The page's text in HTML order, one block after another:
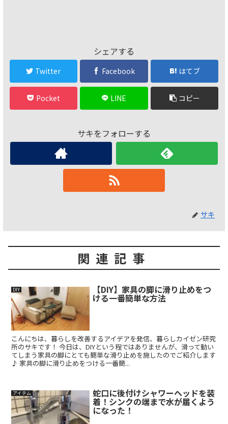
シェアする
Twitter Facebook はてブ
Pocket LINE コピー
サキをフォローする
サキ
関連記事
DIY 【DIY】家具の脚に滑り止めをつ
ける一番簡単な方法
こんにちは、暮らしを改善するアイデアを発信、暮らしカイゼン研究
所のサキです！ 今日は、DIYという程ではありませんが、滑って動い
てしまう家具の脚にとても簡単な滑り止めを施したのでご紹介します
♪ 家具の脚に滑り止めをつける一番簡...
アイテム 蛇口に後付けシャワーヘッドを装
着！シンクの端まで水が届くよう
になった！